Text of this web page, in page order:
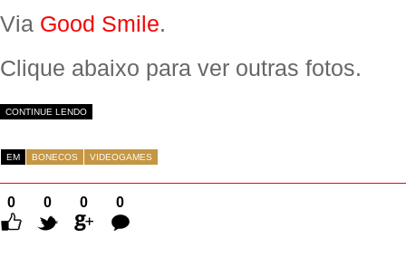
Via Good Smile.
Clique abaixo para ver outras fotos.
CONTINUE LENDO
EM BONECOS VIDEOGAMES
0 0 0
0
Comentários